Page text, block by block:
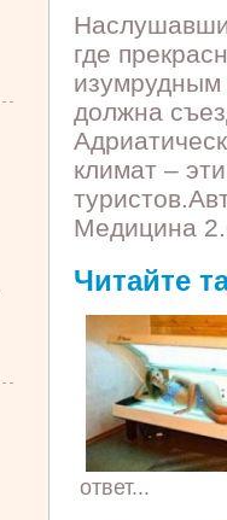
где
изумрудным
должна
климат –
Медицина
Читайте
ответ...